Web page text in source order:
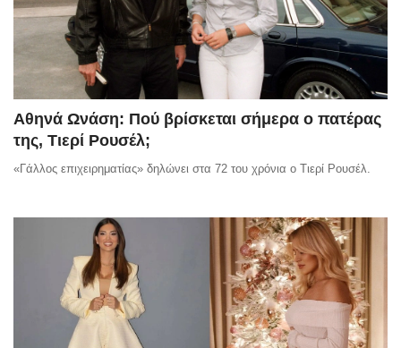
Αθηνά Ωνάση: Πού βρίσκεται σήμερα ο πατέρας
της, Τιερί Ρουσέλ;
«Γάλλος επιχειρηματίας» δηλώνει στα 72 του χρόνια ο Τιερί Ρουσέλ.